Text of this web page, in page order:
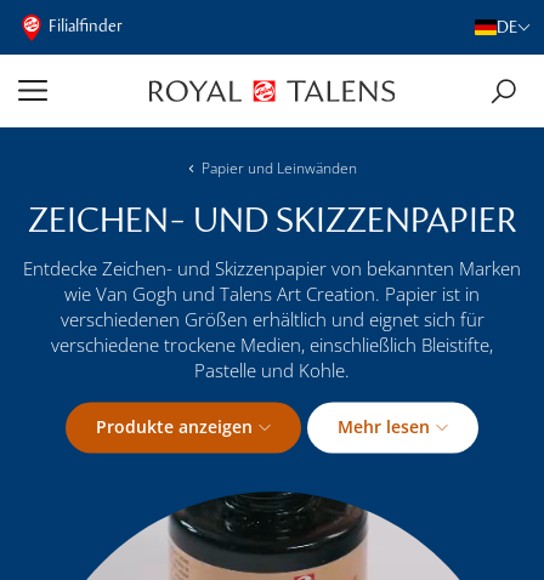
Filialfinder DE
Papier und Leinwänden
ZEICHEN- UND SKIZZENPAPIER
Entdecke Zeichen- und Skizzenpapier von bekannten Marken
wie Van Gogh und Talens Art Creation. Papier ist in
verschiedenen Größen erhältlich und eignet sich für
verschiedene trockene Medien, einschließlich Bleistifte,
Pastelle und Kohle.
Produkte anzeigen Mehr lesen